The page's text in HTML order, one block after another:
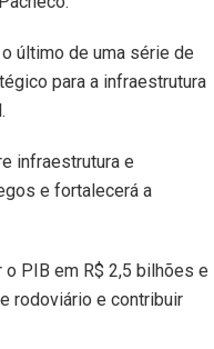
último de uma série de
para a infraestrutura
infraestrutura e
e fortalecerá a
PIB em R$ 2,5 bilhões e
rodoviário e contribuir